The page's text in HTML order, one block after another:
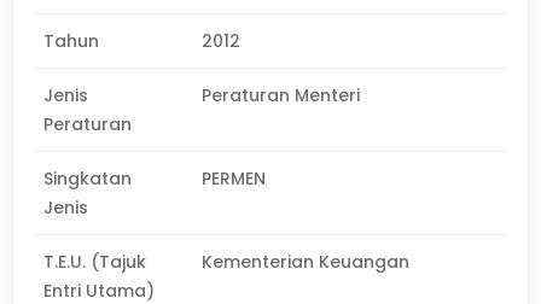
Tahun 2012
Jenis
Peraturan
Peraturan Menteri
Singkatan
Jenis
PERMEN
T.E.U. (Tajuk
Entri Utama)
Kementerian Keuangan